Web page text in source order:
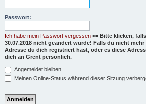
Passwort:
Ich habe mein Passwort vergessen <= Bitte klicken,
30.07.2018 nicht geändert wurde! Falls du nicht
Adresse du dich registriert hast, oder es diese
dich an Grent persönlich.
Angemeldet bleiben
Meinen Online-Status während dieser Sitzung